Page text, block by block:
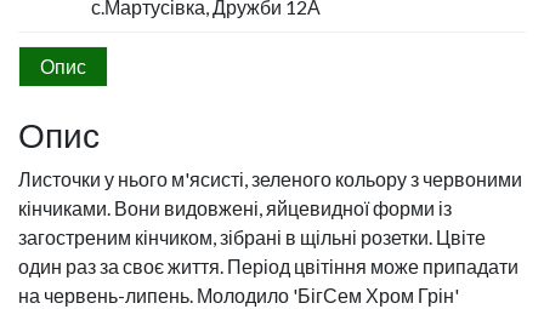
с.Мартусівка, Дружби 12А
Опис
Опис
Листочки у нього м'ясисті, зеленого кольору з червоними
кінчиками. Вони видовжені, яйцевидної форми із
загостреним кінчиком, зібрані в щільні розетки. Цвіте
один раз за своє життя. Період цвітіння може припадати
на червень-липень. Молодило 'БігСем Хром Грін'